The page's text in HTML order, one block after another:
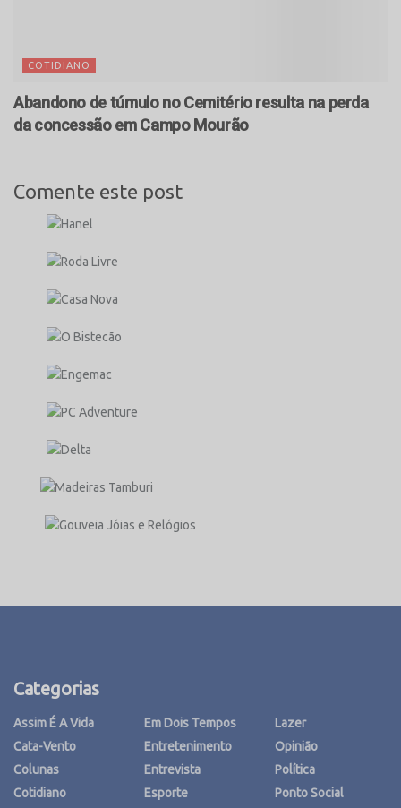
COTIDIANO
Abandono de túmulo no Cemitério resulta na perda
da concessão em Campo Mourão
Comente este post
Categorias
Assim É A Vida
Cata-Vento
Colunas
Cotidiano
Em Dois Tempos
Entretenimento
Entrevista
Esporte
Lazer
Opinião
Política
Ponto Social